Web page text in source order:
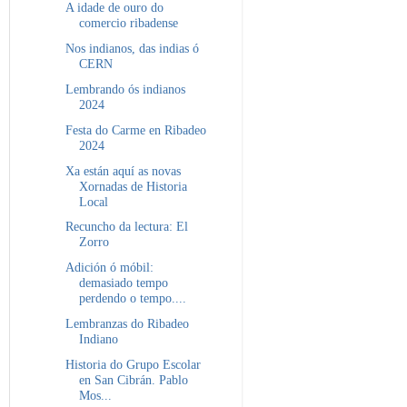
A idade de ouro do
comercio ribadense
Nos indianos, das indias ó
CERN
Lembrando ós indianos
2024
Festa do Carme en Ribadeo
2024
Xa están aquí as novas
Xornadas de Historia
Local
Recuncho da lectura: El
Zorro
Adición ó móbil:
demasiado tempo
perdendo o tempo....
Lembranzas do Ribadeo
Indiano
Historia do Grupo Escolar
en San Cibrán. Pablo
Mos...